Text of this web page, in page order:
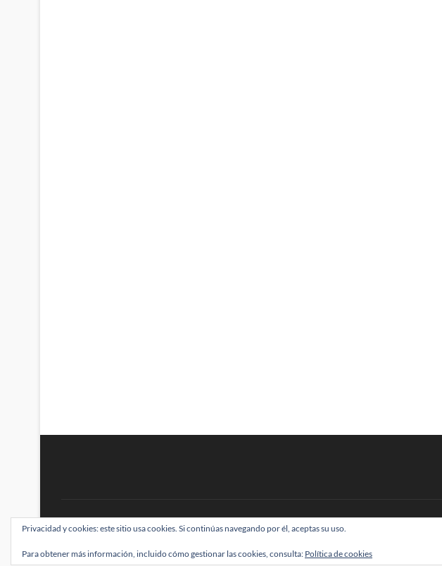
BRAINSTOMPING| Diseñado por:Theme Freesia|WordPress| © Todos los derechos reservados
Privacidad y cookies: este sitio usa cookies. Si continúas navegando por él, aceptas su uso.
Para obtener más información, incluido cómo gestionar las cookies, consulta: Política de cookies